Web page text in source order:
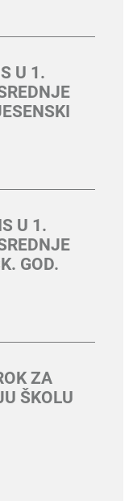
U 1.
U 1.
GOD.
ZA
ŠKOLU